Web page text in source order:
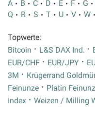
A
B C D E F G
Q
R S T U V W
Topwerte:
Bitcoin
L&S DAX Ind.
EUR/CHF
EUR/JPY
3M
Krügerrand
Feinunze
Platin
Index
Weizen / Milling